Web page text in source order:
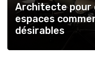
Architecte pour
espaces
désirables